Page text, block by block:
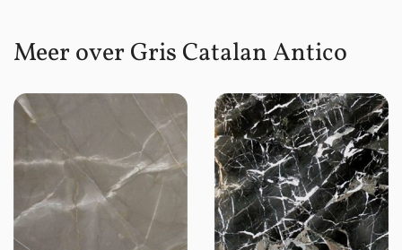
Meer over Gris Catalan Antico